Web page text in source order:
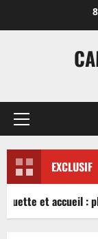
Menu
EXCLUSIF
et accueil :